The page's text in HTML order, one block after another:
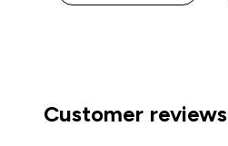
Customer reviews